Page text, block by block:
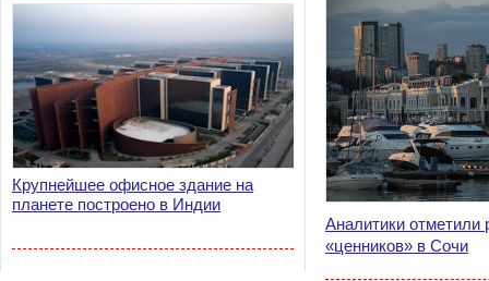
Крупнейшее офисное здание на
планете построено в Индии
Аналитики отметили
«ценников» в Сочи